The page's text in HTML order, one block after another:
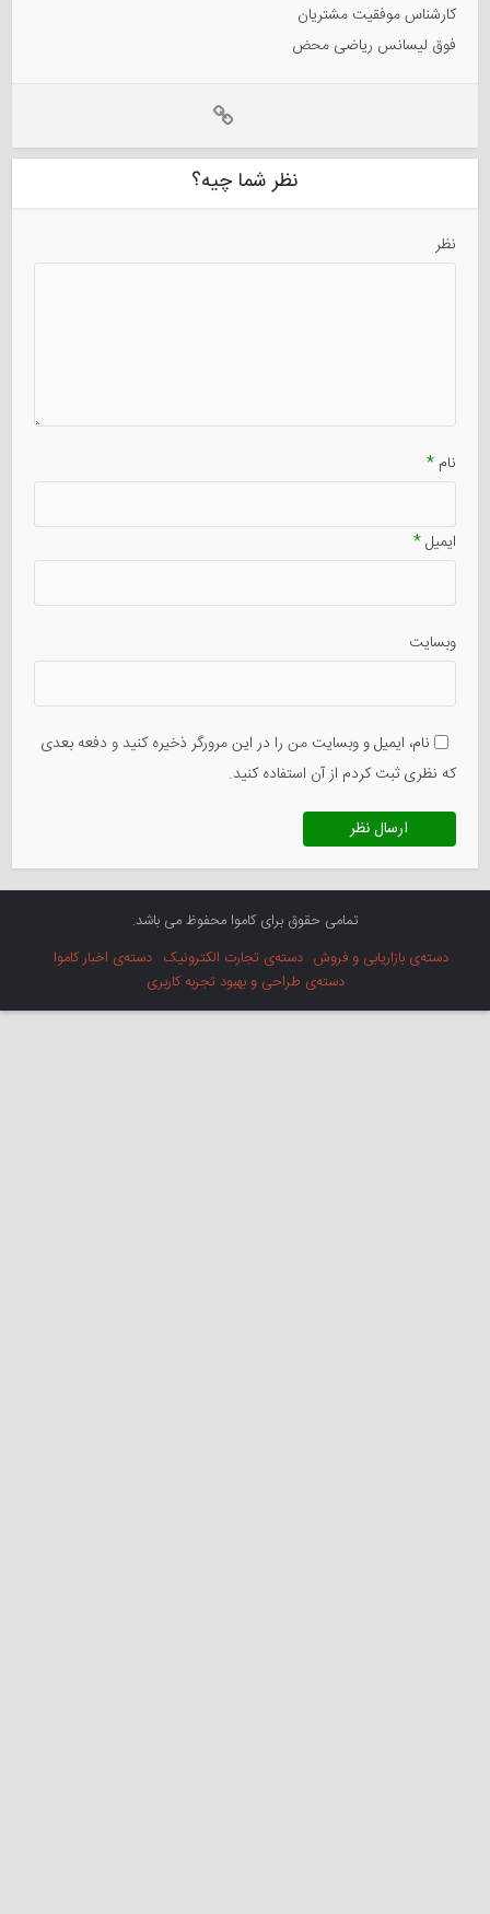
کارشناس موفقیت مشتریان
فوق لیسانس ریاضی محض
نظر شما چیه؟
نظر
نام*
ایمیل*
وبسایت
نام، ایمیل و وبسایت من را در این مرورگر ذخیره کنید و دفعه بعدی
که نظری ثبت کردم از آن استفاده کنید.
تمامی حقوق برای کاموا محفوظ می باشد.
دسته‌ی بازاریابی و فروش دسته‌ی تجارت الکترونیک دسته‌ی اخبار کاموا
دسته‌ی طراحی و بهبود تجربه کاربری